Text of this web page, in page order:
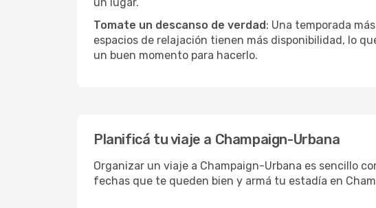
Tomate un descanso de verdad: Una temporada
espacios de relajación tienen más disponibilidad, lo
un buen momento para hacerlo.
Planificá tu viaje a Champaign-Urbana
Organizar un viaje a Champaign-Urbana es sencillo
fechas que te queden bien y armá tu estadía en